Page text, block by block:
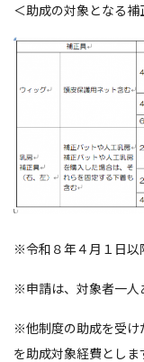
＜助成の対象となる
※令和８年４月１日以
※申請は、対象者一人
※他制度の助成を受け
を助成対象経費としま